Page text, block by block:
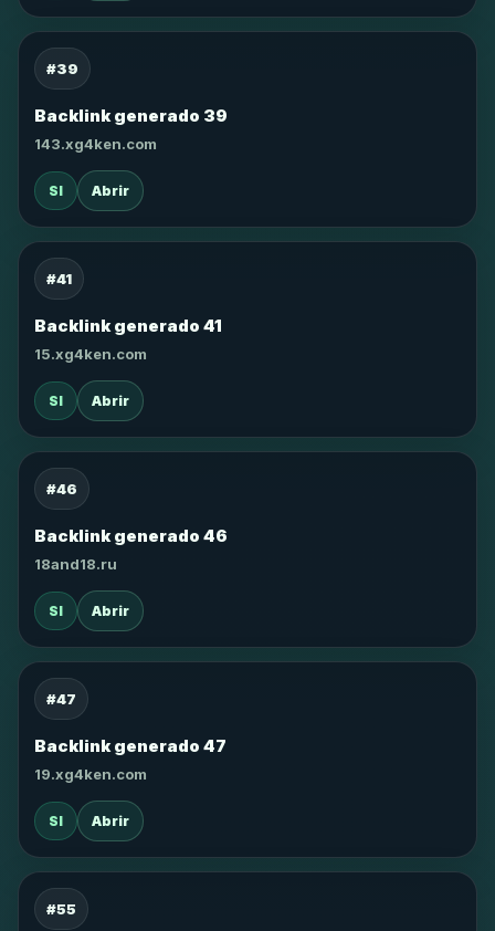
#39
Backlink generado 39
143.xg4ken.com
SI Abrir
#41
Backlink generado 41
15.xg4ken.com
SI Abrir
#46
Backlink generado 46
18and18.ru
SI Abrir
#47
Backlink generado 47
19.xg4ken.com
SI Abrir
#55